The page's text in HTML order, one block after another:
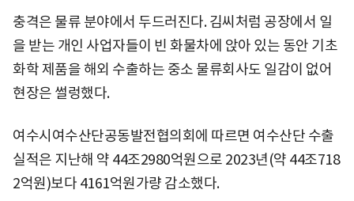
충격은 물류 분야에서 두드러진다. 김씨처럼 공장에서 일
을 받는 개인 사업자들이 빈 화물차에 앉아 있는 동안 기초
화학 제품을 해외 수출하는 중소 물류회사도 일감이 없어
현장은 썰렁했다.
여수시여수산단공동발전협의회에 따르면 여수산단 수출
실적은 지난해 약 44조2980억원으로 2023년(약 44조718
2억원)보다 4161억원가량 감소했다.